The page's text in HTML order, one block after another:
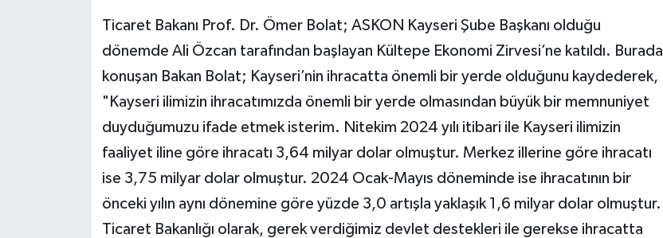
Ticaret Bakanı Prof. Dr. Ömer Bolat; ASKON Kayseri Şube Başkanı olduğu
dönemde Ali Özcan tarafından başlayan Kültepe Ekonomi Zirvesi’ne katıldı. Burada
konuşan Bakan Bolat; Kayseri’nin ihracatta önemli bir yerde olduğunu kaydederek,
"Kayseri ilimizin ihracatımızda önemli bir yerde olmasından büyük bir memnuniyet
duyduğumuzu ifade etmek isterim. Nitekim 2024 yılı itibari ile Kayseri ilimizin
faaliyet iline göre ihracatı 3,64 milyar dolar olmuştur. Merkez illerine göre ihracatı
ise 3,75 milyar dolar olmuştur. 2024 Ocak-Mayıs döneminde ise ihracatının bir
önceki yılın aynı dönemine göre yüzde 3,0 artışla yaklaşık 1,6 milyar dolar olmuştur.
Ticaret Bakanlığı olarak, gerek verdiğimiz devlet destekleri ile gerekse ihracatta